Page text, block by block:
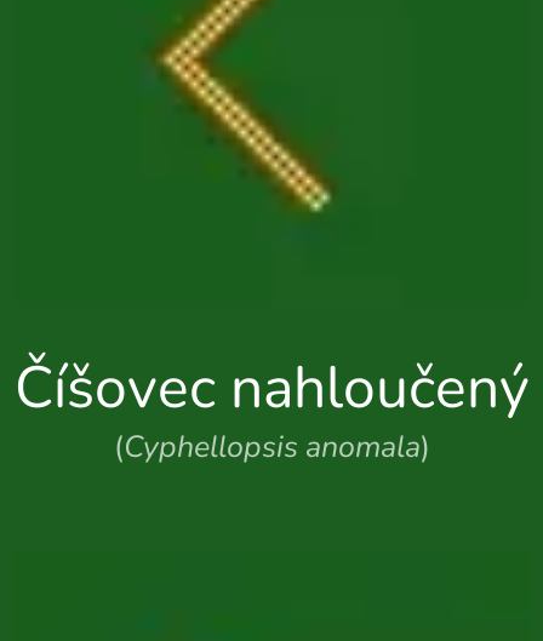
Číšovec nahloučený
(Cyphellopsis anomala)